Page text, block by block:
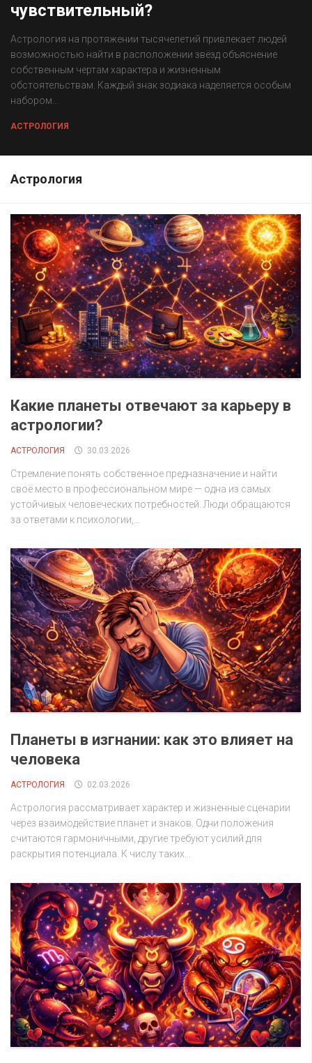
чувствительный?
Астрология на протяжении тысячелетий привлекает людей
возможностью найти в расположении звёзд объяснение
собственным чертам характера и жизненным
обстоятельствам. Каждый знак зодиака наделяется особым
набором...
АСТРОЛОГИЯ
Астрология
Какие планеты отвечают за карьеру в
астрологии?
АСТРОЛОГИЯ 30.03.2026
Стремление понять собственное предназначение и найти
своё место в профессиональном мире — одна из самых
устойчивых человеческих потребностей. Люди обращаются
за ответами к психологии,...
Планеты в изгнании: как это влияет на
человека
АСТРОЛОГИЯ 02.03.2026
Астрология рассматривает характер и жизненные сценарии
через взаимодействие планет и знаков. Одни положения
считаются гармоничными, другие требуют усилий для
раскрытия потенциала. К числу таких...